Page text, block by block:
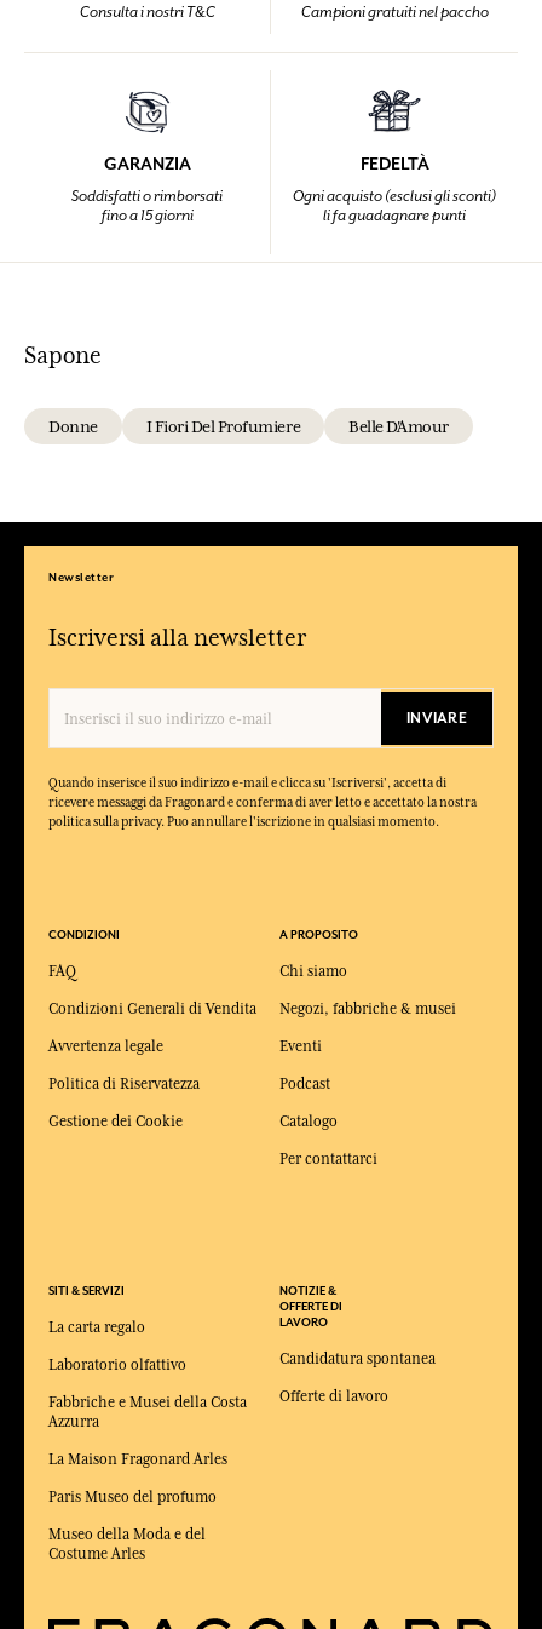
Consulta i nostri T&C Campioni gratuiti nel paccho
GARANZIA
Soddisfatti o rimborsati
fino a 15 giorni
FEDELTÀ
Ogni acquisto (esclusi gli sconti)
li fa guadagnare punti
Sapone
Donne I Fiori Del Profumiere Belle D'Amour
Newsletter
Iscriversi alla newsletter
INVIARE
Quando inserisce il suo indirizzo e-mail e clicca su 'Iscriversi', accetta di
ricevere messaggi da Fragonard e conferma di aver letto e accettato la nostra
politica sulla privacy. Puo annullare l'iscrizione in qualsiasi momento.
CONDIZIONI
FAQ
Condizioni Generali di Vendita
Avvertenza legale
Politica di Riservatezza
Gestione dei Cookie
SITI & SERVIZI
La carta regalo
Laboratorio olfattivo
Fabbriche e Musei della Costa
Azzurra
La Maison Fragonard Arles
Paris Museo del profumo
Museo della Moda e del
Costume Arles
A PROPOSITO
Chi siamo
Negozi, fabbriche & musei
Eventi
Podcast
Catalogo
Per contattarci
NOTIZIE &
OFFERTE DI
LAVORO
Candidatura spontanea
Offerte di lavoro